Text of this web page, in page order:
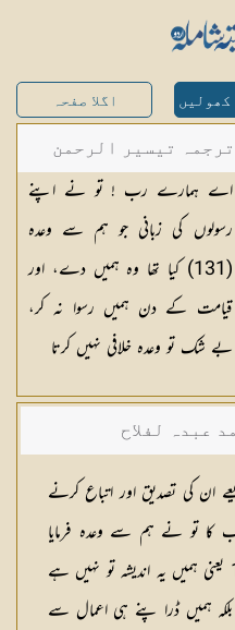
کھولیں اگلا صفحہ
ترجمہ تیسیر الرحمن
لبیان القرآن - محمد
لقمان سلفی
اے ہمارے رب ! تو نے اپنے
رسولوں کی زبانی جو ہم سے وعدہ
(131) کیا تھا وہ ہمیں دے، اور
قیامت کے دن ہمیں رسوا نہ کر،
بے شک تو وعدہ خلافی نہیں کرتا
عبدہ لفلاح
ان کی تصدیق اور اتباع کرنے
کا تو نے ہم سے وعدہ فرمایا
ہے وہ ہمیں عطا فرما (المنار ) ف 1 یعنی ہمیں یہ اندیشہ تو نہیں ہے
ہمیں ڈرا پنے ہی اعمال سے